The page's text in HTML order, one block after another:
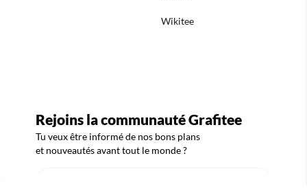
Wikitee
Rejoins la communauté Grafitee
Tu veux être informé de nos bons plans
et nouveautés avant tout le monde ?